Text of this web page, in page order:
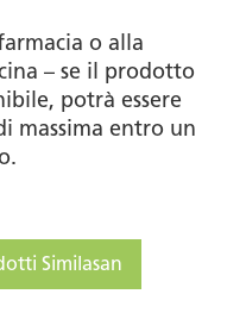
o alla
– se il prodotto
potrà essere
massima entro un
Similasan